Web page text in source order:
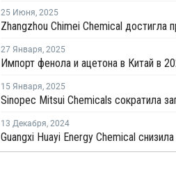
25 Июня, 2025
27 Января, 2025
15 Января, 2025
13 Декабря, 2024